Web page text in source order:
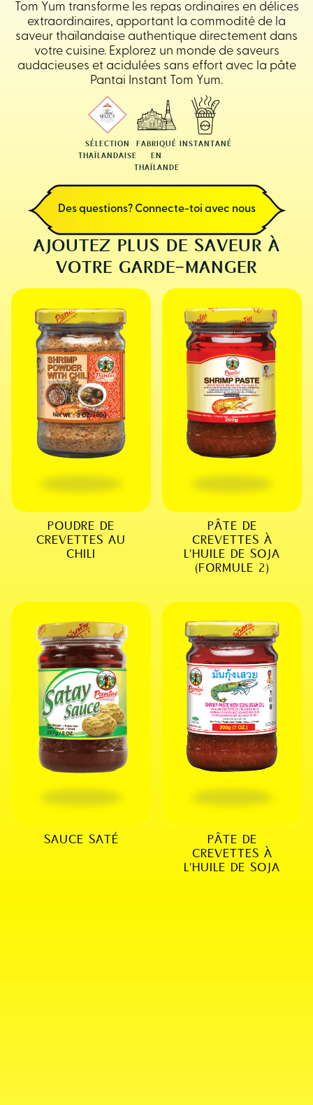
Tom Yum transforme les repas ordinaires en délices
extraordinaires, apportant la commodité de la
saveur thaïlandaise authentique directement dans
votre cuisine. Explorez un monde de saveurs
audacieuses et acidulées sans effort avec la pâte
Pantai Instant Tom Yum.
SÉLECTION
THAÏLANDAISE
FABRIQUÉ
EN
THAÏLANDE
INSTANTANÉ
Des questions? Connecte-toi avec nous
AJOUTEZ PLUS DE SAVEUR À
VOTRE GARDE-MANGER
POUDRE DE
CREVETTES AU
CHILI
PÂTE DE
CREVETTES À
L'HUILE DE SOJA
(FORMULE 2)
SAUCE SATÉ
PÂTE DE
CREVETTES À
L'HUILE DE SOJA